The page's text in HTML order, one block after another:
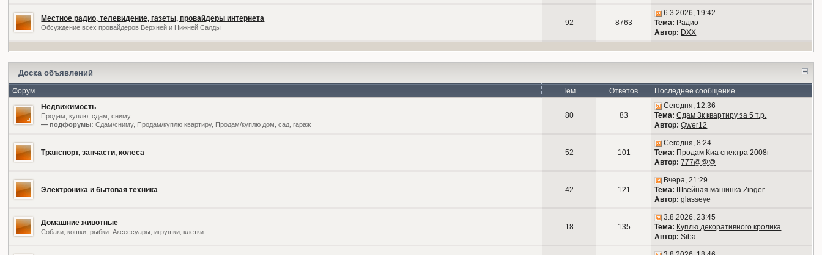
Местное радио, телевидение, газеты, провайдеры интернета
Обсуждение всех провайдеров Верхней и Нижней Салды
92 8763
6.3.2026, 19:42
Тема: Радио
Автор: DXX
Доска объявлений
Форум Тем Ответов
Последнее сообщение
Недвижимость
Продам, куплю, сдам, сниму
— подфорумы: Сдам/сниму, Продам/куплю квартиру, Продам/куплю дом, сад, гараж
80 83
Сегодня, 12:36
Тема: Сдам 3к квартиру за 5 т.р.
Автор: Qwer12
Транспорт, запчасти, колеса 52 101
Сегодня, 8:24
Тема: Продам Киа спектра 2008г
Автор: 777@@@
Электроника и бытовая техника 42 121
Вчера, 21:29
Тема: Швейная машинка Zinger
Автор: glasseye
Домашние животные
Собаки, кошки, рыбки. Аксессуары, игрушки, клетки
18 135
3.8.2026, 23:45
Тема: Куплю декоративного кролика
Автор: Siba